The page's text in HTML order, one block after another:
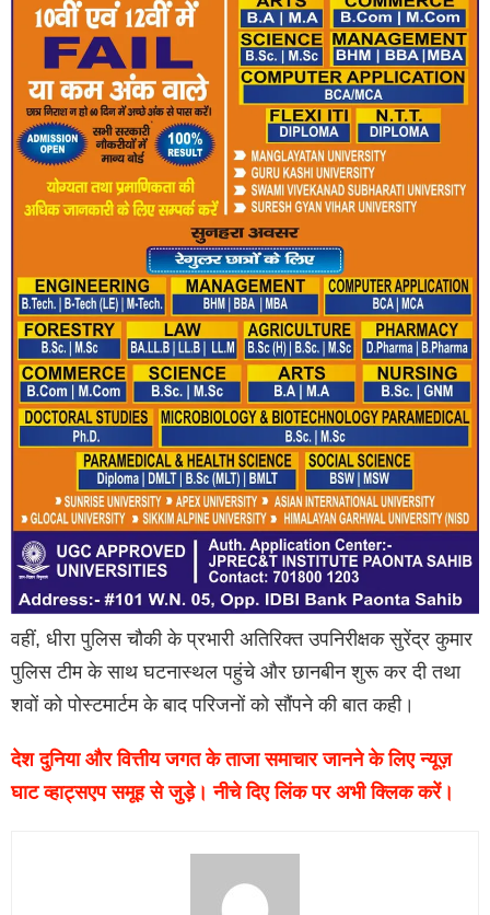
वहीं, धीरा पुलिस चौकी के प्रभारी अतिरिक्त उपनिरीक्षक सुरेंद्र कुमार
पुलिस टीम के साथ घटनास्थल पहुंचे और छानबीन शुरू कर दी तथा
शवों को पोस्टमार्टम के बाद परिजनों को सौंपने की बात कही।
देश दुनिया और वित्तीय जगत के ताजा समाचार जानने के लिए न्यूज़
घाट व्हाट्सएप समूह से जुड़े। नीचे दिए लिंक पर अभी क्लिक करें।